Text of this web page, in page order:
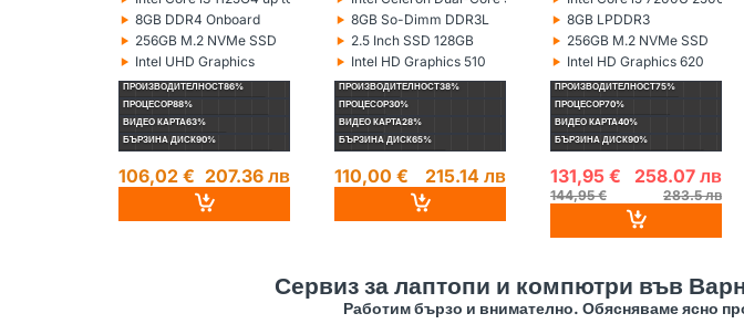
Процесор:
‣
Рам памет:
8GB DDR4 Onboard
‣
Хард диск:
256GB M.2 NVMe SSD
‣
Видеокарта:
Intel UHD Graphics
ПРОИЗВОДИТЕЛНОСТ86%
ПРОЦЕСОР88%
ВИДЕО КАРТА63%
БЪРЗИНА ДИСК90%
106,02 € 207.36 лв
Процесор:
‣
Рам памет:
8GB So-Dimm DDR3L
‣
Хард диск:
2.5 Inch SSD 128GB
‣
Видеокарта:
Intel HD Graphics 510
ПРОИЗВОДИТЕЛНОСТ38%
ПРОЦЕСОР30%
ВИДЕО КАРТА28%
БЪРЗИНА ДИСК65%
110,00 € 215.14 лв
Процесор:
‣
Рам памет:
8GB LPDDR3
‣
Хард диск:
256GB M.2 NVMe SSD
‣
Видеокарта:
Intel HD Graphics 620
ПРОИЗВОДИТЕЛНОСТ75%
ПРОЦЕСОР70%
ВИДЕО КАРТА40%
БЪРЗИНА ДИСК90%
131,95 € 258.07 лв
144,95 € 283.5 лв
Сервиз за лаптопи и компютри във
Работим бързо и внимателно. Обясняваме ясно